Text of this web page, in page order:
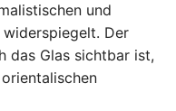
und
Der
das Glas sichtbar ist,